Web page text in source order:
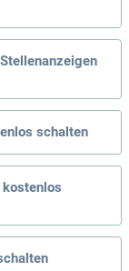
schalten